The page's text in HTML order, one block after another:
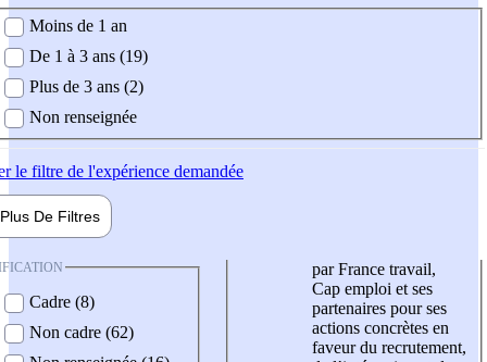
demandée
Moins de 1 an
De 1 à 3 ans (19)
Plus de 3 ans (2)
Non renseignée
le filtre de l'expérience demandée
Plus De Filtres
Cadre (8)
Non cadre (62)
par France travail,
Cap emploi et ses
partenaires pour ses
actions concrètes en
faveur du recrutement,